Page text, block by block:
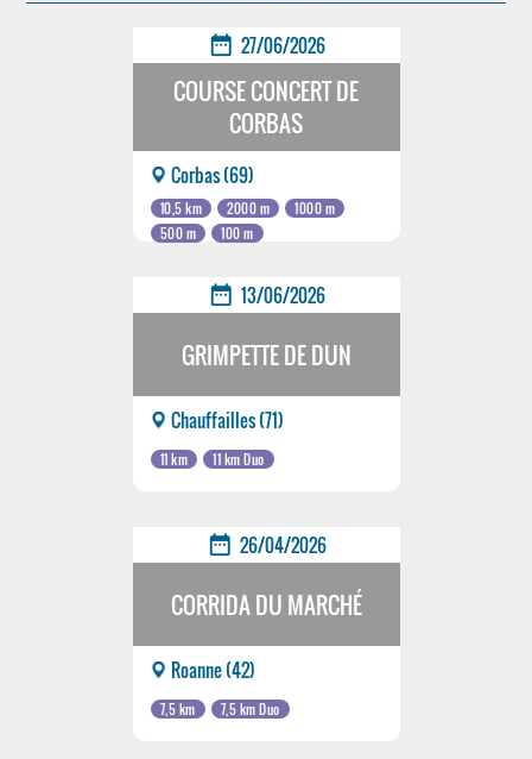
date_range 27/06/2026
COURSE CONCERT DE
CORBAS
Corbas (69)
10,5 km 2000 m
1000 m
500 m
100 m
date_range 13/06/2026
GRIMPETTE DE DUN
Chauffailles (71)
11 km 11 km Duo
date_range 26/04/2026
CORRIDA DU MARCHÉ
Roanne (42)
7,5 km 7,5 km Duo